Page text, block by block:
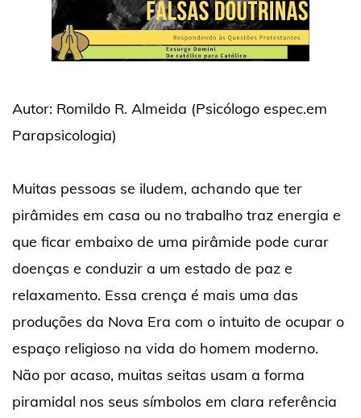
Autor: Romildo R. Almeida (Psicólogo espec.em
Parapsicologia)
Muitas pessoas se iludem, achando que ter
pirâmides em casa ou no trabalho traz energia e
que ficar embaixo de uma pirâmide pode curar
doenças e conduzir a um estado de paz e
relaxamento. Essa crença é mais uma das
produções da Nova Era com o intuito de ocupar o
espaço religioso na vida do homem moderno.
Não por acaso, muitas seitas usam a forma
piramidal nos seus símbolos em clara referência